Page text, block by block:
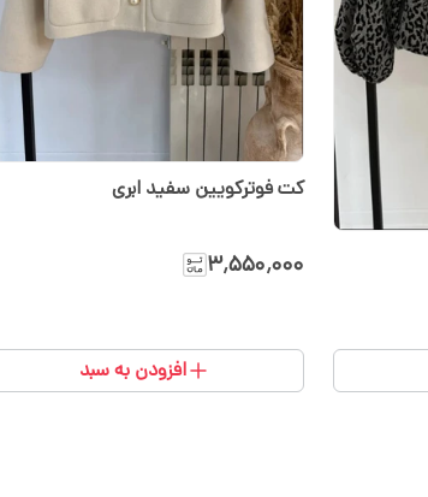
کت فوترکویین سفید ابری
۳٬۵۵۰٬۰۰۰
افزودن به سبد